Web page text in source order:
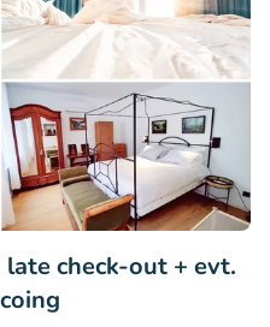
check-out + evt.